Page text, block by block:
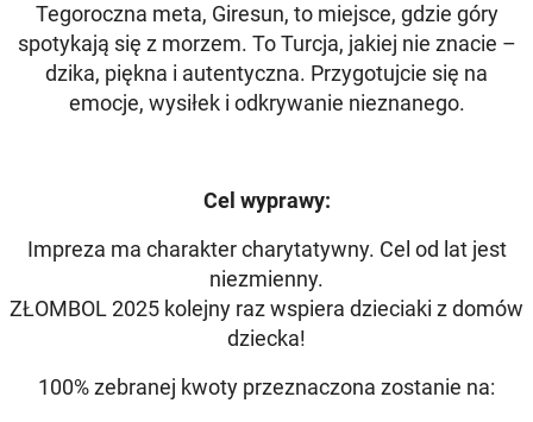
Tegoroczna meta, Giresun, to miejsce, gdzie góry
spotykają się z morzem. To Turcja, jakiej nie znacie –
dzika, piękna i autentyczna. Przygotujcie się na
emocje, wysiłek i odkrywanie nieznanego.
Cel wyprawy:
Impreza ma charakter charytatywny. Cel od lat jest
niezmienny.
ZŁOMBOL 2025 kolejny raz wspiera dzieciaki z domów
dziecka!
100% zebranej kwoty przeznaczona zostanie na: